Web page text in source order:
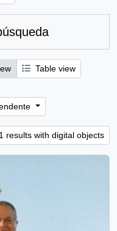
Table view
results with digital objects